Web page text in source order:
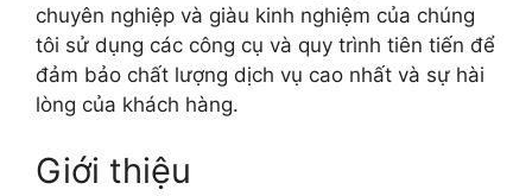
chuyên nghiệp và giàu kinh nghiệm của chúng
tôi sử dụng các công cụ và quy trình tiên tiến để
đảm bảo chất lượng dịch vụ cao nhất và sự hài
lòng của khách hàng.
Giới thiệu